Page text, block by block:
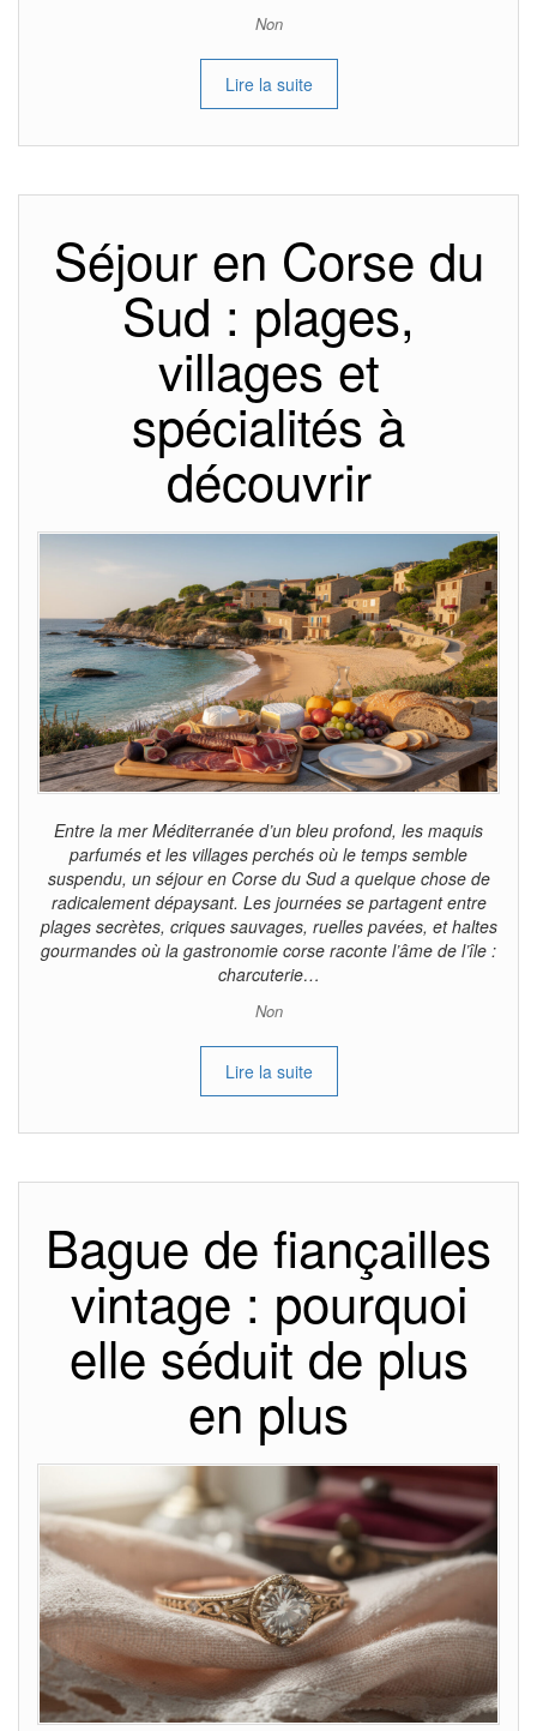
Non
Lire la suite
Séjour en Corse du
Sud : plages,
villages et
spécialités à
découvrir
Entre la mer Méditerranée d’un bleu profond, les maquis
parfumés et les villages perchés où le temps semble
suspendu, un séjour en Corse du Sud a quelque chose de
radicalement dépaysant. Les journées se partagent entre
plages secrètes, criques sauvages, ruelles pavées, et haltes
gourmandes où la gastronomie corse raconte l’âme de l’île :
charcuterie…
Non
Lire la suite
Bague de fiançailles
vintage : pourquoi
elle séduit de plus
en plus